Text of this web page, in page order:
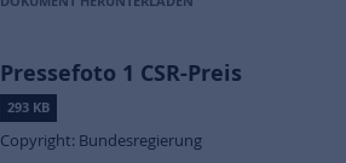
Pressefoto 1 CSR-Preis
293 KB
Copyright: Bundesregierung